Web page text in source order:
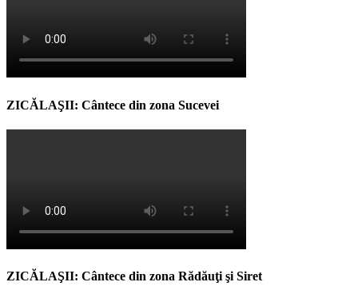
ZICĂLAŞII: Cântece din zona Sucevei
ZICĂLAŞII: Cântece din zona Rădăuţi şi Siret